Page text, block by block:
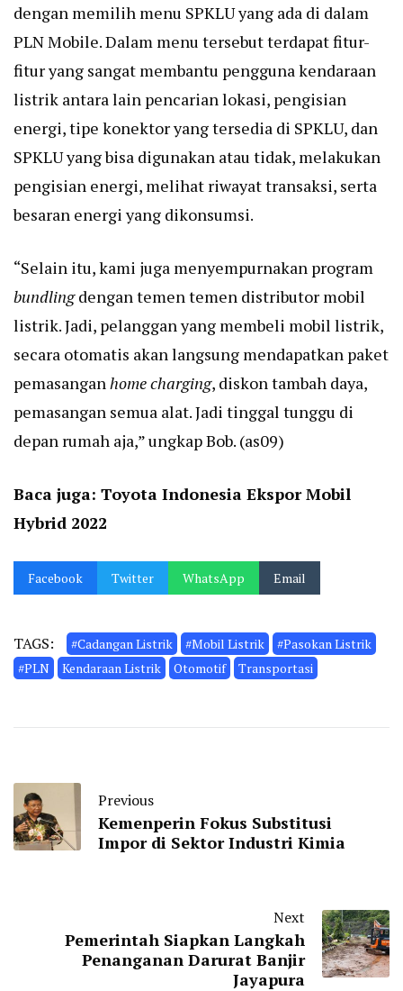
dengan memilih menu SPKLU yang ada di dalam
PLN Mobile. Dalam menu tersebut terdapat fitur-
fitur yang sangat membantu pengguna kendaraan
listrik antara lain pencarian lokasi, pengisian
energi, tipe konektor yang tersedia di SPKLU, dan
SPKLU yang bisa digunakan atau tidak, melakukan
pengisian energi, melihat riwayat transaksi, serta
besaran energi yang dikonsumsi.
“Selain itu, kami juga menyempurnakan program
bundlingdengan temen temen distributor mobil
listrik. Jadi, pelanggan yang membeli mobil listrik,
secara otomatis akan langsung mendapatkan paket
pemasanganhome charging, diskon tambah daya,
pemasangan semua alat. Jadi tinggal tunggu di
depan rumah aja,” ungkap Bob. (as09)
Baca juga: Toyota Indonesia Ekspor Mobil
Hybrid 2022
Facebook Twitter WhatsApp Email
TAGS: #Cadangan Listrik #Mobil Listrik
#Pasokan Listrik
#PLN
Kendaraan Listrik Otomotif Transportasi
Previous
Kemenperin Fokus Substitusi
Impor di Sektor Industri Kimia
Next
Pemerintah Siapkan Langkah
Penanganan Darurat Banjir
Jayapura